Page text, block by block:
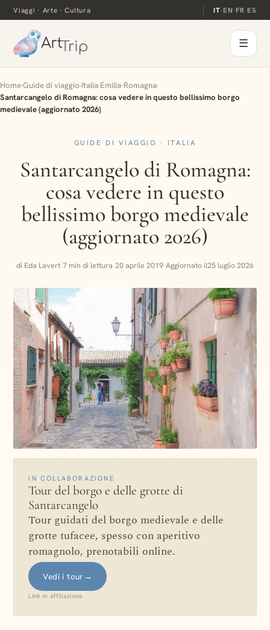
Viaggi · Arte · Cultura IT·EN·FR·ES
☰
Home›Guide di viaggio›Italia›Emilia-Romagna›
Santarcangelo di Romagna: cosa vedere in questo bellissimo borgo
medievale (aggiornato 2026)
GUIDE DI VIAGGIO · ITALIA
Santarcangelo di Romagna:
cosa vedere in questo
bellissimo borgo medievale
(aggiornato 2026)
di Eda Lavert·7 min di lettura·20 aprile 2019·Aggiornato il25 luglio 2026
IN COLLABORAZIONE
Tour del borgo e delle grotte di
Santarcangelo
Tour guidati del borgo medievale e delle
grotte tufacee, spesso con aperitivo
romagnolo, prenotabili online.
Vedi i tour →
Link in affiliazione